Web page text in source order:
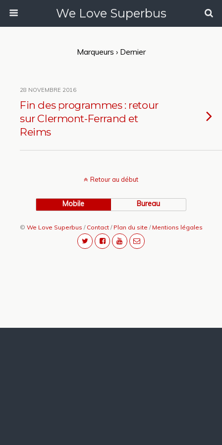
We Love Superbus
Marqueurs › Dernier
28 NOVEMBRE 2016
Fin des programmes : retour
sur Clermont-Ferrand et
Reims
Retour au début
Mobile Bureau
© We Love Superbus / Contact/ Plan du site / Mentions légales